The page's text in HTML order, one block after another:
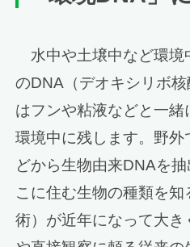
水中や土壌中など環
のDNA（デオキシリボ
はフンや粘液などと一
環境中に残します。野
どから生物由来DNAを
こに住む生物の種類を
術）が近年になって大